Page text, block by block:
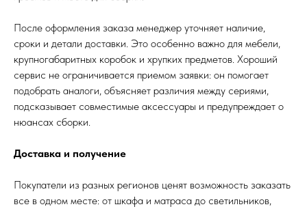
После оформления заказа менеджер уточняет наличие,
сроки и детали доставки. Это особенно важно для мебели,
крупногабаритных коробок и хрупких предметов. Хороший
сервис не ограничивается приемом заявки: он помогает
подобрать аналоги, объясняет различия между сериями,
подсказывает совместимые аксессуары и предупреждает о
нюансах сборки.
Доставка и получение
Покупатели из разных регионов ценят возможность заказать
все в одном месте: от шкафа и матраса до светильников,